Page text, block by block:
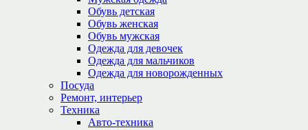
Обувь детская
Обувь женская
Обувь мужская
Одежда для девочек
Одежда для мальчиков
Одежда для новорожденных
Посуда
Ремонт, интерьер
Техника
Авто-техника